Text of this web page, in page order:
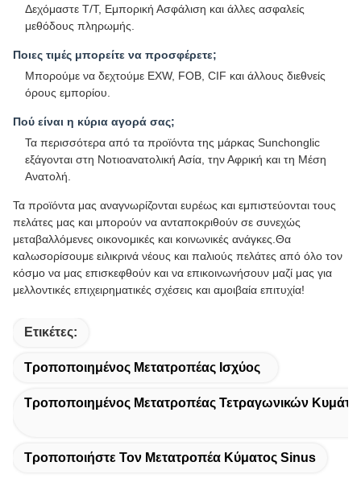
Δεχόμαστε T/T, Εμπορική Ασφάλιση και άλλες ασφαλείς
μεθόδους πληρωμής.
Ποιες τιμές μπορείτε να προσφέρετε;
Μπορούμε να δεχτούμε EXW, FOB, CIF και άλλους διεθνείς
όρους εμπορίου.
Πού είναι η κύρια αγορά σας;
Τα περισσότερα από τα προϊόντα της μάρκας Sunchonglic
εξάγονται στη Νοτιοανατολική Ασία, την Αφρική και τη Μέση
Ανατολή.
Τα προϊόντα μας αναγνωρίζονται ευρέως και εμπιστεύονται τους
πελάτες μας και μπορούν να ανταποκριθούν σε συνεχώς
μεταβαλλόμενες οικονομικές και κοινωνικές ανάγκες.Θα
καλωσορίσουμε ειλικρινά νέους και παλιούς πελάτες από όλο τον
κόσμο να μας επισκεφθούν και να επικοινωνήσουν μαζί μας για
μελλοντικές επιχειρηματικές σχέσεις και αμοιβαία επιτυχία!
Ετικέτες:
Τροποποιημένος Μετατροπέας Ισχύος
Τροποποιημένος Μετατροπέας Τετραγωνικών
Τροποποιήστε Τον Μετατροπέα Κύματος Sinus